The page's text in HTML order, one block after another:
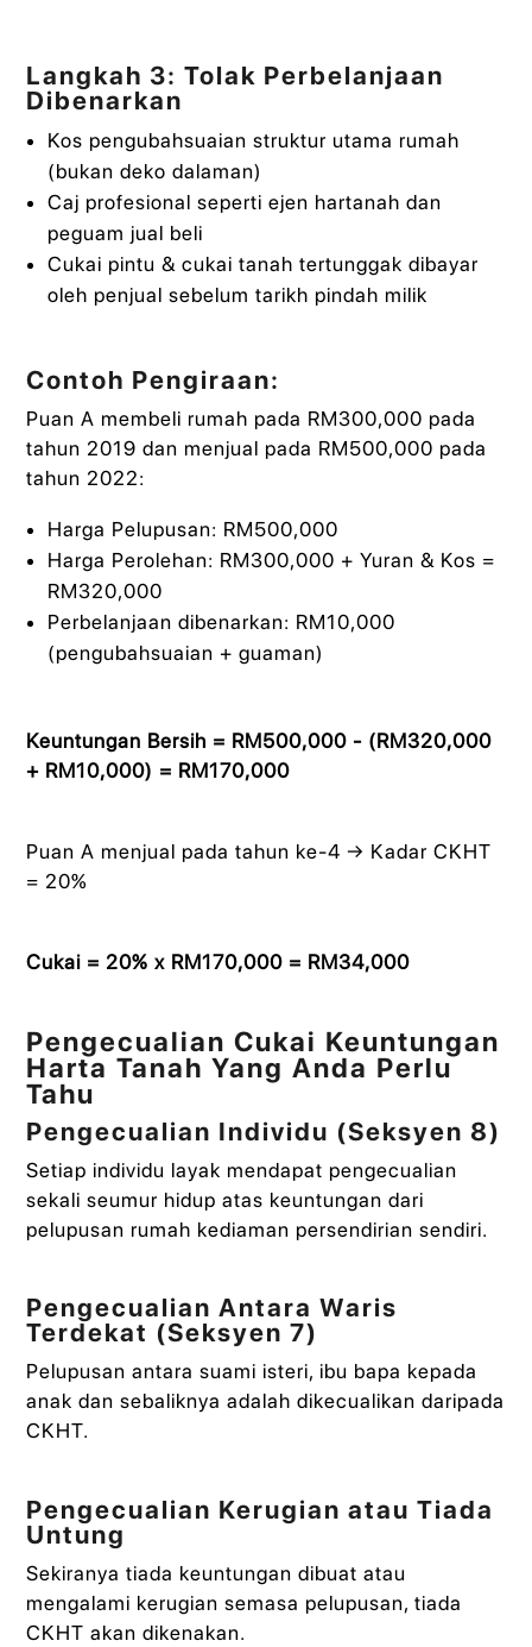
Langkah 3: Tolak Perbelanjaan
Dibenarkan
Kos pengubahsuaian struktur utama rumah
(bukan deko dalaman)
Caj profesional seperti ejen hartanah dan
peguam jual beli
Cukai pintu & cukai tanah tertunggak dibayar
oleh penjual sebelum tarikh pindah milik
Contoh Pengiraan:
Puan A membeli rumah pada RM300,000 pada
tahun 2019 dan menjual pada RM500,000 pada
tahun 2022:
Harga Pelupusan: RM500,000
Harga Perolehan: RM300,000 + Yuran & Kos =
RM320,000
Perbelanjaan dibenarkan: RM10,000
(pengubahsuaian + guaman)
Keuntungan Bersih = RM500,000 - (RM320,000
+ RM10,000) = RM170,000
Puan A menjual pada tahun ke-4 → Kadar CKHT
= 20%
Cukai = 20% x RM170,000 = RM34,000
Pengecualian Cukai Keuntungan
Harta Tanah Yang Anda Perlu
Tahu
Pengecualian Individu (Seksyen 8)
Setiap individu layak mendapat pengecualian
sekali seumur hidup atas keuntungan dari
pelupusan rumah kediaman persendirian sendiri.
Pengecualian Antara Waris
Terdekat (Seksyen 7)
Pelupusan antara suami isteri, ibu bapa kepada
anak dan sebaliknya adalah dikecualikan daripada
CKHT.
Pengecualian Kerugian atau Tiada
Untung
Sekiranya tiada keuntungan dibuat atau
mengalami kerugian semasa pelupusan, tiada
CKHT akan dikenakan.